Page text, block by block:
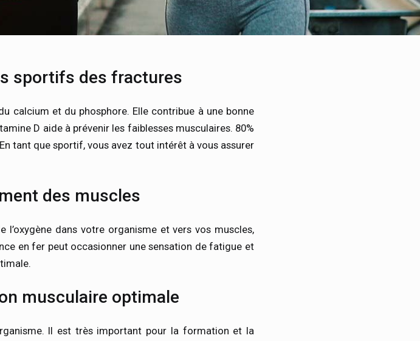
sportifs des fractures
calcium et du phosphore. Elle contribue à une bonne
D aide à prévenir les faiblesses musculaires. 80%
tant que sportif, vous avez tout intérêt à vous assurer
des muscles
dans votre organisme et vers vos muscles,
en fer peut occasionner une sensation de fatigue et
musculaire optimale
Il est très important pour la formation et la